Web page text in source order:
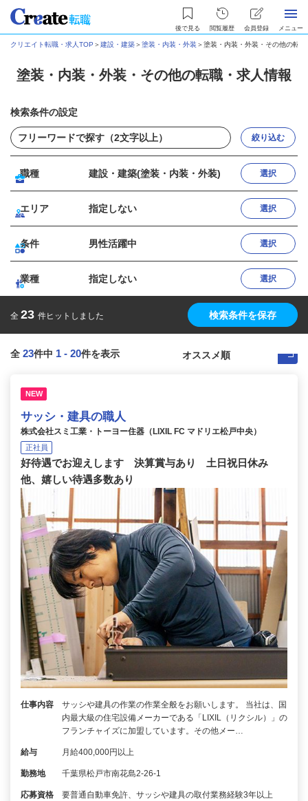
後で見る 閲覧履歴 会員登録 メニュー
クリエイト転職・求人TOP ＞建設・建築＞塗装・内装・外装 ＞塗装・内装・外装・その他の転
塗装・内装・外装・その他の転職・求人情報
検索条件の設定
絞り込む
職種 建設・建築(塗装・内装・外装) 選択
エリア 指定しない 選択
条件 男性活躍中 選択
業種 指定しない 選択
全 23 件ヒットしました 検索条件を保存
全 23件中 1 - 20件を表示
NEW
サッシ・建具の職人
株式会社スミ工業・トーヨー住器（LIXIL FC マドリエ松戸中央）
正社員
好待遇でお迎えします 決算賞与あり 土日祝日休み
他、嬉しい待遇多数あり
仕事内容
サッシや建具の作業の作業全般をお願いします。 当社は、国
内最大級の住宅設備メーカーである「LIXIL（リクシル）」の
フランチャイズに加盟しています。その他メー…
給与 月給400,000円以上
勤務地 千葉県松戸市南花島2-26-1
応募資格
要普通自動車免許、サッシや建具の取付業務経験3年以上